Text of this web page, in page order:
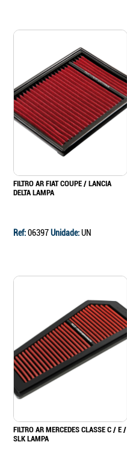
FILTRO AR FIAT COUPE / LANCIA
DELTA LAMPA
Ref:06397Unidade:UN
FILTRO AR MERCEDES CLASSE C / E /
SLK LAMPA